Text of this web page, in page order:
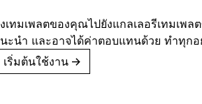
เทมเพลตของคุณไปยังแกลเลอรีเทมเพล
ะนำ และอาจได้ค่าตอบแทนด้วย ทำทุกอ
เริ่มต้นใช้งาน →